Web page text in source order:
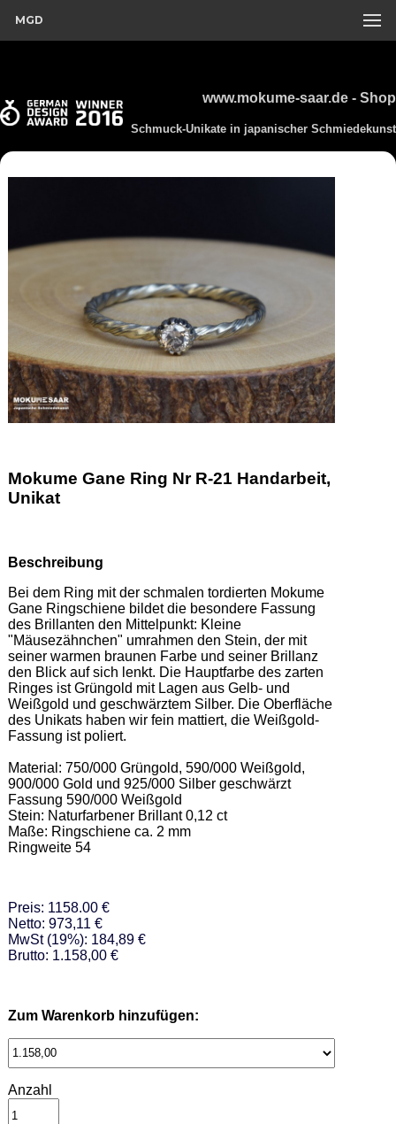
MGD
www.mokume-saar.de - Shop
Schmuck-Unikate in japanischer Schmiedekunst
Mokume Gane Ring Nr R-21 Handarbeit,
Unikat
Beschreibung
Bei dem Ring mit der schmalen tordierten Mokume
Gane Ringschiene bildet die besondere Fassung
des Brillanten den Mittelpunkt: Kleine
"Mäusezähnchen" umrahmen den Stein, der mit
seiner warmen braunen Farbe und seiner Brillanz
den Blick auf sich lenkt. Die Hauptfarbe des zarten
Ringes ist Grüngold mit Lagen aus Gelb- und
Weißgold und geschwärztem Silber. Die Oberfläche
des Unikats haben wir fein mattiert, die Weißgold-
Fassung ist poliert.
Material: 750/000 Grüngold, 590/000 Weißgold,
900/000 Gold und 925/000 Silber geschwärzt
Fassung 590/000 Weißgold
Stein: Naturfarbener Brillant 0,12 ct
Maße: Ringschiene ca. 2 mm
Ringweite 54
Preis: 1158.00 €
Netto: 973,11 €
MwSt (19%): 184,89 €
Brutto: 1.158,00 €
Zum Warenkorb hinzufügen:
Anzahl